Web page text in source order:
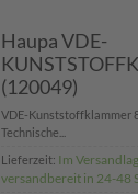
Haupa VDE-
(120049)
VDE-Kunststoffklammer
Technische...
Lieferzeit: Im
versandbereit in 24-48